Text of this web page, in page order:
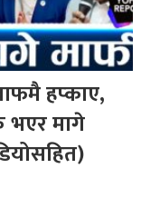
हप्काए,
भएर मागे